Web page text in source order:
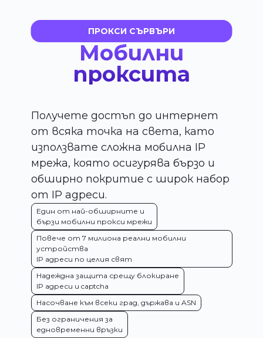
ПРОКСИ СЪРВЪРИ
Мобилни
проксита
Получете достъп до интернет
от всяка точка на света, като
използвате сложна мобилна IP
мрежа, която осигурява бързо и
обширно покритие с широк набор
от IP адреси.
Един от най-обширните и
бързи мобилни прокси мрежи
Повече от 7 милиона реални мобилни
устройства
IP адреси по целия свят
Надеждна защита срещу блокиране
IP адреси и captcha
Насочване към всеки град, държава и ASN
Без ограничения за
едновременни връзки